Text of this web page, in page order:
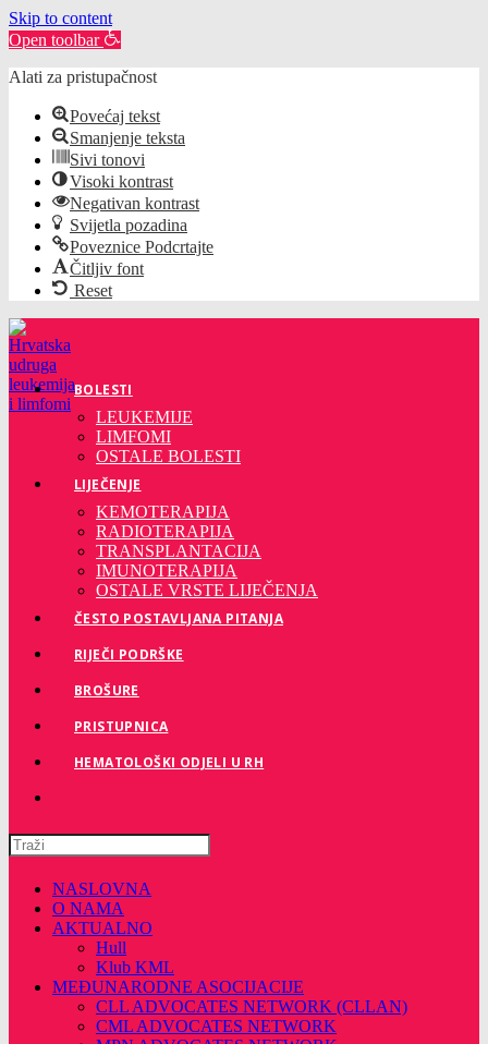
Skip to content
Open toolbar
Alati za pristupačnost
Povećaj tekst
Smanjenje teksta
Sivi tonovi
Visoki kontrast
Negativan kontrast
Svijetla pozadina
Poveznice Podcrtajte
Čitljiv font
Reset
Preskoči
na
sadržaj
BOLESTI
LEUKEMIJE
LIMFOMI
OSTALE BOLESTI
LIJEČENJE
KEMOTERAPIJA
RADIOTERAPIJA
TRANSPLANTACIJA
IMUNOTERAPIJA
OSTALE VRSTE LIJEČENJA
ČESTO POSTAVLJANA PITANJA
RIJEČI PODRŠKE
BROŠURE
PRISTUPNICA
HEMATOLOŠKI ODJELI U RH
Pretražite
ovu
stranicu
NASLOVNA
O NAMA
AKTUALNO
Hull
Klub KML
MEĐUNARODNE ASOCIJACIJE
CLL ADVOCATES NETWORK (CLLAN)
CML ADVOCATES NETWORK